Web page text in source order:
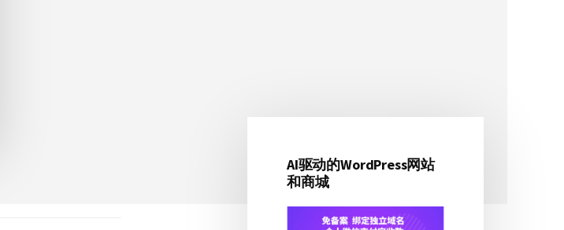
AI驱动的WordPress网站
和商城